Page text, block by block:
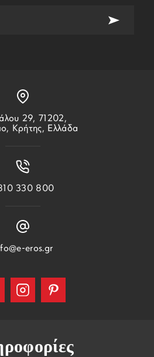
29, 71202,
Κρήτης, Ελλάδα
330 800
eros.gr